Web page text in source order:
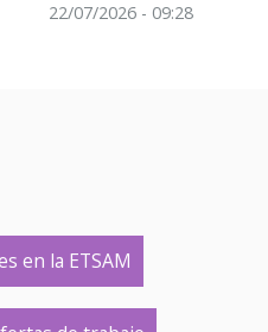
22/07/2026 - 09:28
en la ETSAM